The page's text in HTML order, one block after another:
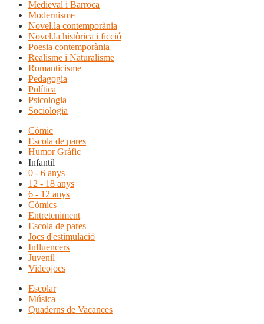
Medieval i Barroca
Modernisme
Novel.la contemporània
Novel.la històrica i ficció
Poesia contemporània
Realisme i Naturalisme
Romanticisme
Pedagogia
Política
Psicologia
Sociologia
Còmic
Escola de pares
Humor Gràfic
Infantil
0 - 6 anys
12 - 18 anys
6 - 12 anys
Còmics
Entreteniment
Escola de pares
Jocs d'estimulació
Influencers
Juvenil
Videojocs
Escolar
Música
Quaderns de Vacances